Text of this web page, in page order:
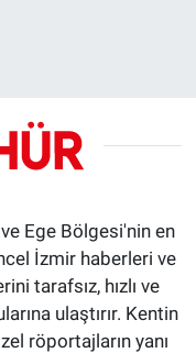
Ege Bölgesi'nin en
İzmir haberleri ve
tarafsız, hızlı ve
ulaştırır. Kentin
röportajların yanı